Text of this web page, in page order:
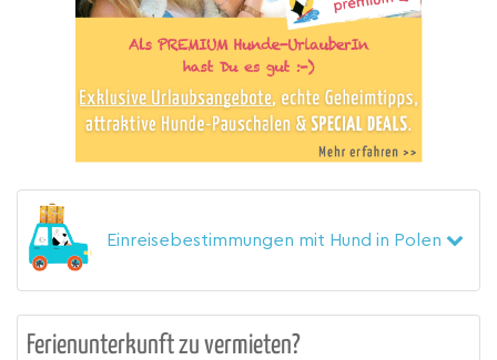
Einreisebestimmungen mit Hund in Polen
Ferienunterkunft zu vermieten?